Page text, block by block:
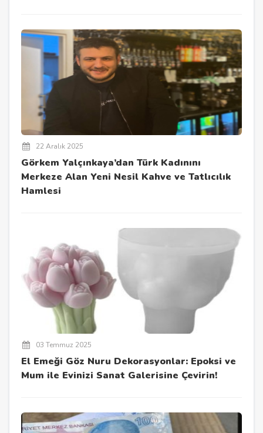
22 Aralık 2025
Görkem Yalçınkaya’dan Türk Kadınını
Merkeze Alan Yeni Nesil Kahve ve Tatlıcılık
Hamlesi
03 Temmuz 2025
El Emeği Göz Nuru Dekorasyonlar: Epoksi ve
Mum ile Evinizi Sanat Galerisine Çevirin!